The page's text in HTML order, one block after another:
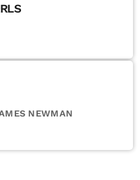
NEWMAN